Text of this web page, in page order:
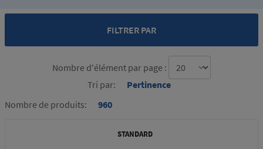
FILTRER PAR
Nombre de produits: 960
Nombre d'élément par page :
Tri par:
Pertinence
STANDARD